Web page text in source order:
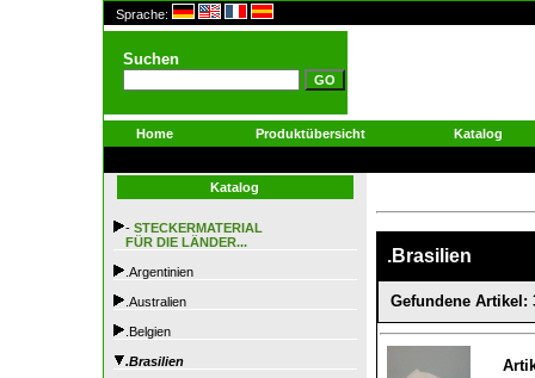
Sprache:
Suchen
Home Produktübersicht Katalog
Katalog
- STECKERMATERIAL
FÜR DIE LÄNDER...
.Argentinien
.Australien
.Belgien
.Brasilien
.Brasilien
Gefundene Artikel: